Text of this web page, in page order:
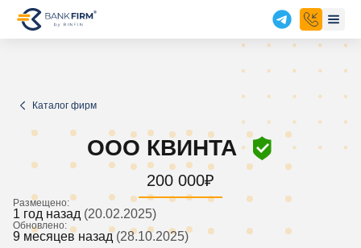
Каталог фирм
ООО КВИНТА
200 000₽
Размещено:
1 год назад (20.02.2025)
Обновлено:
9 месяцев назад (28.10.2025)